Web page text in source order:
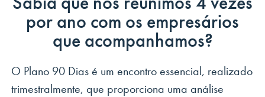
por ano com os empresários
que acompanhamos?
O Plano 90 Dias é um encontro essencial, realizado
trimestralmente, que proporciona uma análise